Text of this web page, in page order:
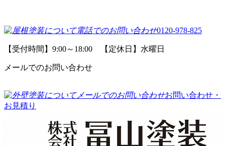
0120-978-825
【受付時間】9:00～18:00 【定休日】水曜日
メールでのお問い合わせ
お問い合わせ・
お見積り